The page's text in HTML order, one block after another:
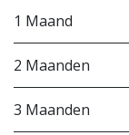
1 Maand
2 Maanden
3 Maanden